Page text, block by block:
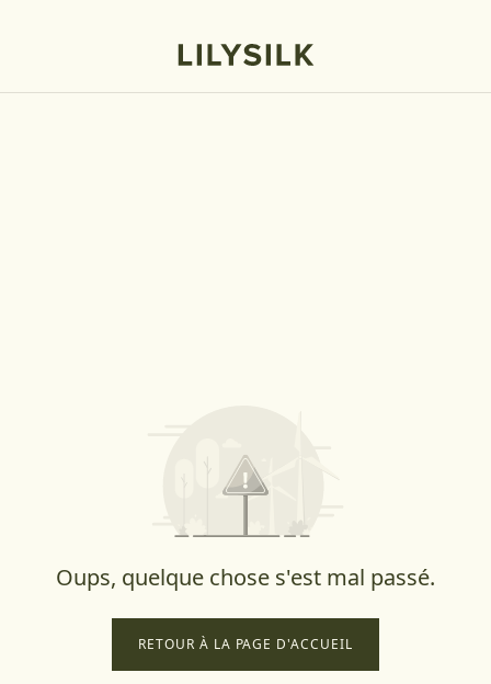
Oups, quelque chose s'est mal passé.
RETOUR À LA PAGE D'ACCUEIL